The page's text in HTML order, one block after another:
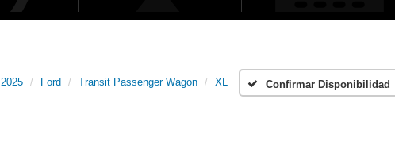
2025 Ford Transit Passenger Wagon XL Confirmar Disponibilidad